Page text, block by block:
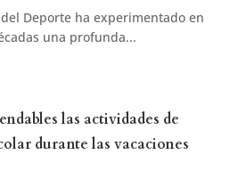
del Deporte ha experimentado en
una profunda...
las actividades de
durante las vacaciones